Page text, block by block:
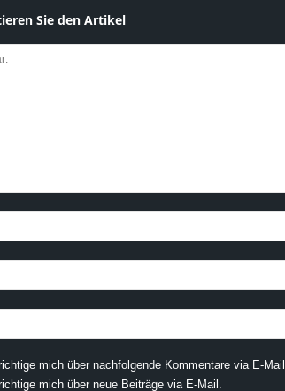
Sie den Artikel
mich über nachfolgende Kommentare via E-Mail.
mich über neue Beiträge via E-Mail.